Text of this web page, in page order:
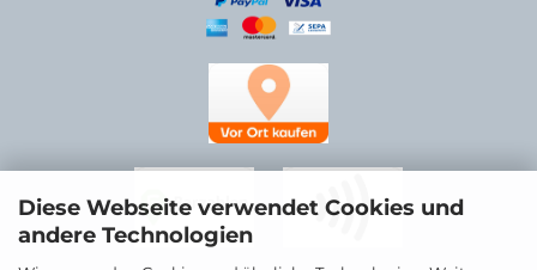
Diese Webseite verwendet Cookies und
andere Technologien